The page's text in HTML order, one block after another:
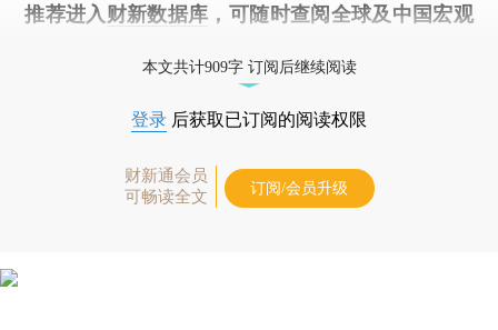
推荐进入 财新数据库 ，可随时查阅全球及中国宏观
本文共计909字 订阅后继续阅读
登录 后获取已订阅的阅读权限
财新通会员
可畅读全文
订阅/会员升级